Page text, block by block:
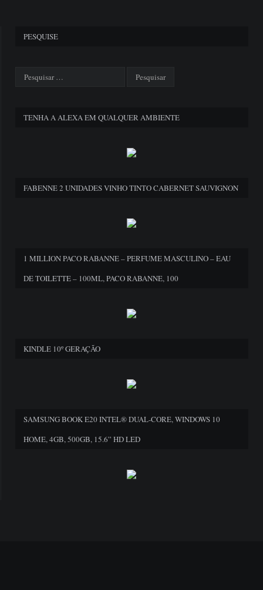
PESQUISE
TENHA A ALEXA EM QUALQUER AMBIENTE
FABENNE 2 UNIDADES VINHO TINTO CABERNET SAUVIGNON
1 MILLION PACO RABANNE – PERFUME MASCULINO – EAU
DE TOILETTE – 100ML, PACO RABANNE, 100
KINDLE 10º GERAÇÃO
SAMSUNG BOOK E20 INTEL® DUAL-CORE, WINDOWS 10
HOME, 4GB, 500GB, 15.6” HD LED